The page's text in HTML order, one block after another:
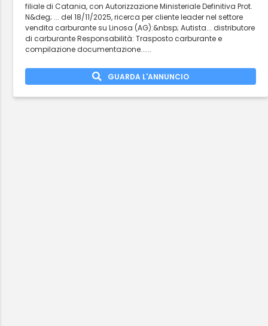
filiale di Catania, con Autorizzazione Ministeriale Definitiva Prot.
N&deg; ... del 18/11/2025, ricerca per cliente leader nel settore
vendita carburante su Linosa (AG):&nbsp; Autista... distributore
di carburante Responsabilità: Trasposto carburante e
compilazione documentazione......
GUARDA L'ANNUNCIO